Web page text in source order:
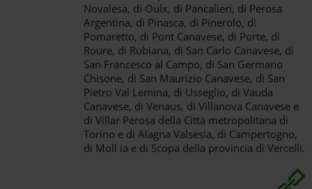
Novalesa, di Oulx, di Pancalieri, di Perosa
Argentina, di Pinasca, di Pinerolo, di
Pomaretto, di Pont Canavese, di Porte, di
Roure, di Rubiana, di San Carlo Canavese, di
San Francesco al Campo, di San Germano
Chisone, di San Maurizio Canavese, di San
Pietro Val Lemina, di Usseglio, di Vauda
Canavese, di Venaus, di Villanova Canavese e
di Villar Perosa della Città metropolitana di
Torino e di Alagna Valsesia, di Campertogno,
di Moll ia e di Scopa della provincia di Vercelli.